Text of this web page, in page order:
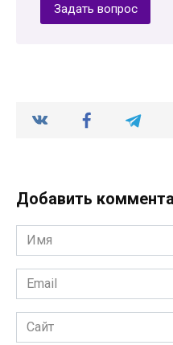
Задать вопрос
Добавить
Имя
*
Email
*
Сайт